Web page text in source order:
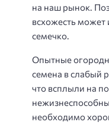
на наш рынок.
всхожесть может
семечко.
Опытные
семена в слабый
что всплыли на
необходимо